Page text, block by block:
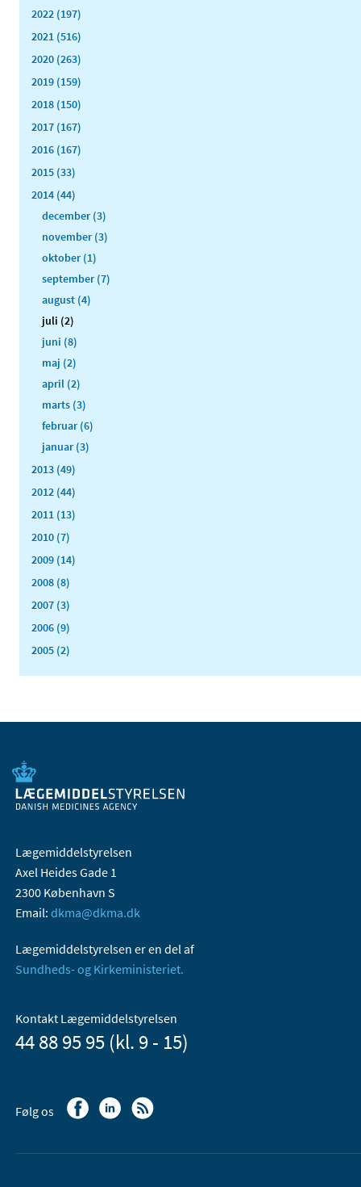
2022 (197)
2021 (516)
2020 (263)
2019 (159)
2018 (150)
2017 (167)
2016 (167)
2015 (33)
2014 (44)
december (3)
november (3)
oktober (1)
september (7)
august (4)
juli (2)
juni (8)
maj (2)
april (2)
marts (3)
februar (6)
januar (3)
2013 (49)
2012 (44)
2011 (13)
2010 (7)
2009 (14)
2008 (8)
2007 (3)
2006 (9)
2005 (2)
Lægemiddelstyrelsen
Axel Heides Gade 1
2300 København S
Email: dkma@dkma.dk
Lægemiddelstyrelsen er en del af
Sundheds- og Kirkeministeriet.
Kontakt Lægemiddelstyrelsen
44 88 95 95 (kl. 9 - 15)
Følg os